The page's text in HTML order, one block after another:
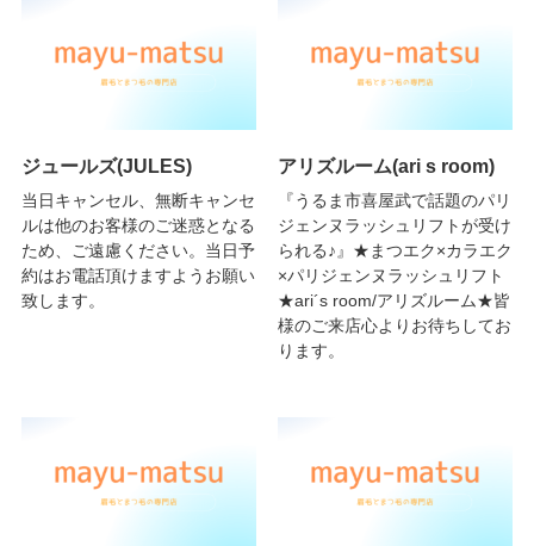
ジュールズ(JULES)
当日キャンセル、無断キャンセ
ルは他のお客様のご迷惑となる
ため、ご遠慮ください。当日予
約はお電話頂けますようお願い
致します。
アリズルーム(ari s room)
『うるま市喜屋武で話題のパリ
ジェンヌラッシュリフトが受け
られる♪』★まつエク×カラエク
×パリジェンヌラッシュリフト
★ari´s room/アリズルーム★皆
様のご来店心よりお待ちしてお
ります。